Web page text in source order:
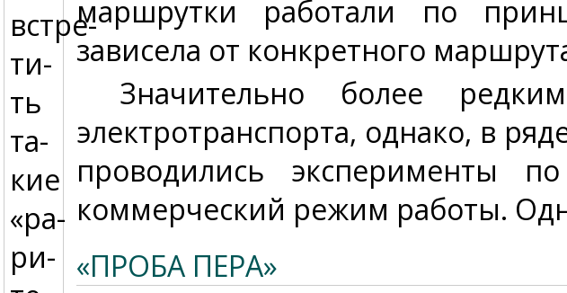
встре­
ти­
ть
та­
кие
«ра­
ри­
маршрутки работали по
зависела от конкретного
Значительно более
электротранспорта, однако, в
проводились эксперименты
коммерческий режим работы.
«ПРОБА ПЕРА»